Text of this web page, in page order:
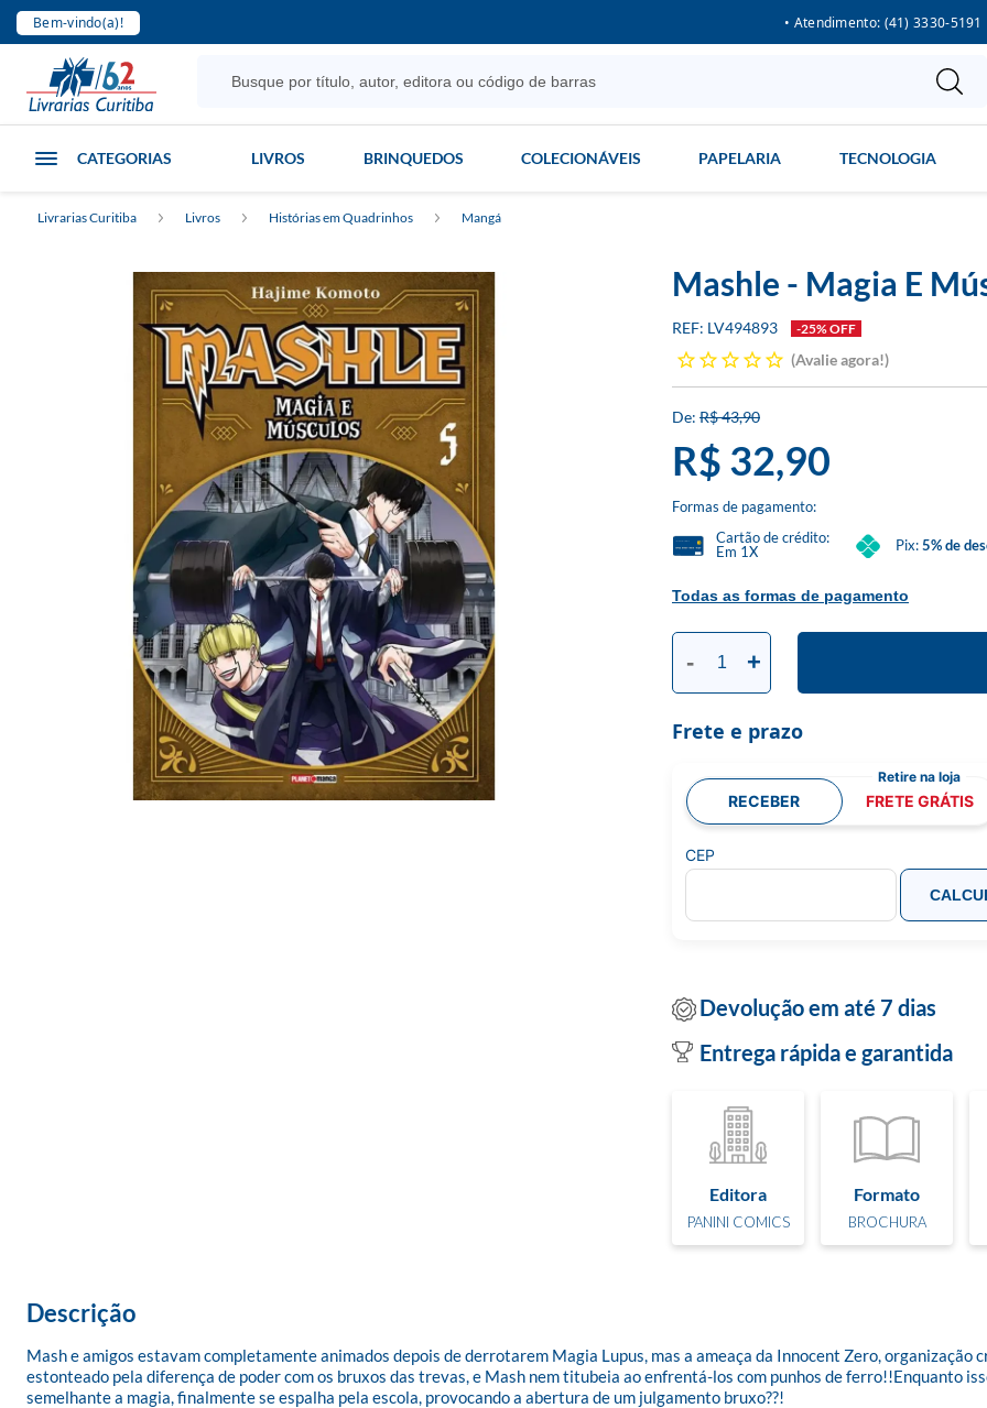
Bem-vindo(a)! • Atendimento: (41) 3330-5191
CATEGORIAS LIVROS BRINQUEDOS COLECIONÁVEIS PAPELARIA TECNOLOGIA
Livrarias Curitiba Livros Histórias em Quadrinhos Mangá
Mashle - Magia E
LV494893 -25% OFF
Avalie agora!
R$ 43,90
R$ 32,90
Formas de pagamento:
Todas as formas de pagamento
Cartão de crédito:
Em 1X
Pix:5% de
- +
Frete e prazo
RECEBER FRETE GRÁTIS
CEP
Devolução em até 7 dias
Entrega rápida e garantida
Editora
PANINI COMICS
Formato
BROCHURA
Descrição
Mash e amigos estavam completamente animados depois de derrotarem Magia Lupus, mas a ameaça da Innocent Zero,
estonteado pela diferença de poder com os bruxos das trevas, e Mash nem titubeia ao enfrentá-los com punhos de ferro!!Enquanto
semelhante a magia, finalmente se espalha pela escola, provocando a abertura de um julgamento bruxo??!